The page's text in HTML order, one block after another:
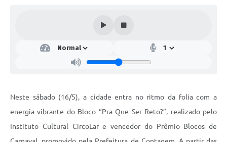
Neste sábado (16/5), a cidade entra no ritmo da folia com a
energia vibrante do Bloco “Pra Que Ser Reto?”, realizado pelo
Instituto Cultural CircoLar e vencedor do Prêmio Blocos de